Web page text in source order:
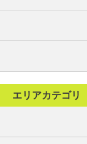
エリアカテゴリ